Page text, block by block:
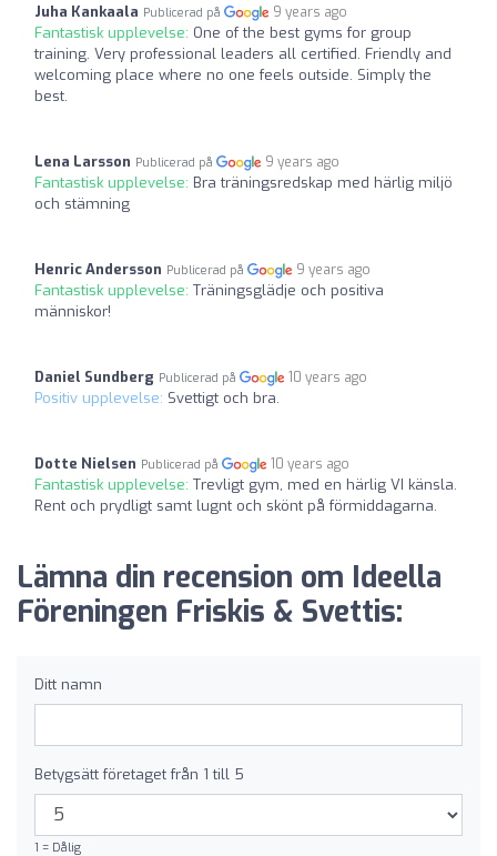
Juha Kankaala Publicerad på 9 years ago
Fantastisk upplevelse: One of the best gyms for group
training. Very professional leaders all certified. Friendly and
welcoming place where no one feels outside. Simply the
best.
Lena Larsson Publicerad på 9 years ago
Fantastisk upplevelse: Bra träningsredskap med härlig miljö
och stämning
Henric Andersson Publicerad på 9 years ago
Fantastisk upplevelse: Träningsglädje och positiva
människor!
Daniel Sundberg Publicerad på 10 years ago
Positiv upplevelse: Svettigt och bra.
Dotte Nielsen Publicerad på 10 years ago
Fantastisk upplevelse: Trevligt gym, med en härlig VI känsla.
Rent och prydligt samt lugnt och skönt på förmiddagarna.
Lämna din recension om Ideella
Föreningen Friskis & Svettis:
Ditt namn
Betygsätt företaget från 1 till 5
1 = Dålig